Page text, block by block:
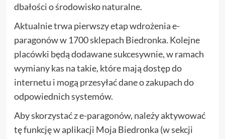
dbałości o środowisko naturalne.
Aktualnie trwa pierwszy etap wdrożenia e-
paragonów w 1700 sklepach Biedronka. Kolejne
placówki będą dodawane sukcesywnie, w ramach
wymiany kas na takie, które mają dostęp do
internetu i mogą przesyłać dane o zakupach do
odpowiednich systemów.
Aby skorzystać z e-paragonów, należy aktywować
tę funkcję w aplikacji Moja Biedronka (w sekcji